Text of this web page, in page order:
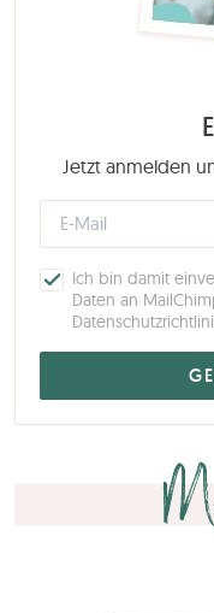
Jetzt anmelden
Ich bin damit
Daten an